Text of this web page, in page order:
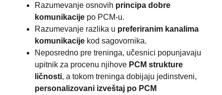
Razumevanje osnovih principa dobre
komunikacije po PCM-u.
Razumevanje razlika u preferiranim kanalima
komunikacije kod sagovornika.
Neposredno pre treninga, učesnici popunjavaju
upitnik za procenu njihove PCM strukture
ličnosti, a tokom treninga dobijaju jedinstveni,
personalizovani izveštaj po PCM